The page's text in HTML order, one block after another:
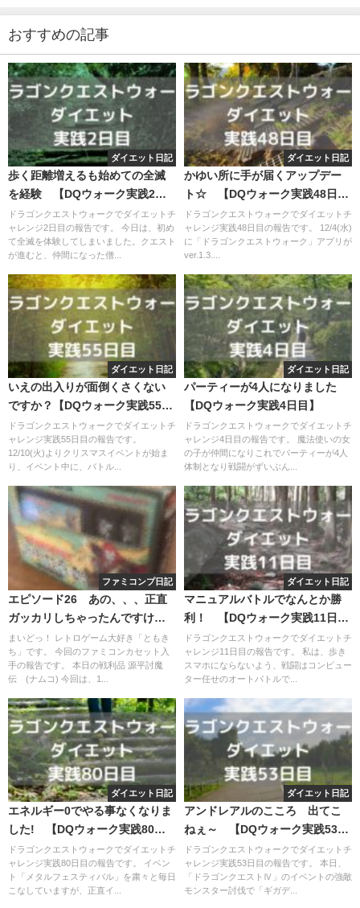
おすすめの記事
ダイエット日記
歩く距離増えるも始めての全滅
を経験 【DQウォーク実践2日
目】
ドラゴンクエストウォークでダイエットチ
ャレンジ2日目の報告です。 今日は、初め
て全滅を体験してしまいました。クエスト
が進むと、仲間になった僧...
ダイエット日記
かゆい所に手が届くアップデー
ト☆ 【DQウォーク実践48日
目】
ドラゴンクエストウォークでダイエットチ
ャレンジ実践48日目の報告です。 12/4(水)
に「ドラゴンクエストウォーク」アプリが
ver.1.3....
ダイエット日記
いえの出入りが面倒くさくない
ですか？【DQウォーク実践55日
目】
ドラゴンクエストウォークでダイエットチ
ャレンジ実践55日目の報告です。
12/10(火)よりクリスマスイベントが始ま
り、イベント中に、バトル...
ダイエット日記
パーティーが4人になりました
【DQウォーク実践4日目】
ドラゴンクエストウォークでダイエットチ
ャレンジ4日目の報告です。 魔法使いの女
の子が仲間になりこれでパーティーが4人
体制となり戦闘がずいぶん...
ファミコンプ日記
エピソード26 あの、、、正直
ガッカリしちゃったんですけど
～
まいどっ！ レトロゲーム大好き「ともき
ち」です。 今回のファミコンカセット入
手の報告です。 本日の戦利品 源平討魔
伝 (ナムコ) 今回は、1...
ダイエット日記
マニュアルバトルでなんとか勝
利！ 【DQウォーク実践11日
目】
ドラゴンクエストウォークでダイエットチ
ャレンジ11日目の報告です。 私は、歩き
スマホにならないよう、戦闘はコンピュー
ター任せのオートバトルで...
ダイエット日記
エネルギー0でやる事なくなりま
した! 【DQウォーク実践80日
目】
ドラゴンクエストウォークでダイエットチ
ャレンジ実践80日目の報告です。 イベン
ト「メタルフェスティバル」を粛々と毎日
こなしていますが、正直イ...
ダイエット日記
アンドレアルのこころ 出てこ
ねぇ～ 【DQウォーク実践53日
目】
ドラゴンクエストウォークでダイエットチ
ャレンジ実践53日目の報告です。 本日、
「ドラゴンクエストⅣ」のイベントの強敵
モンスター討伐で「ギガデ...